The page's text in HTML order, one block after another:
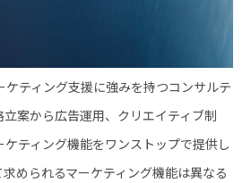
ケティング支援に強みを持つコンサルテ
案から広告運用、クリエイティブ制
ティング機能をワンストップで提供し
められるマーケティング機能は異なる